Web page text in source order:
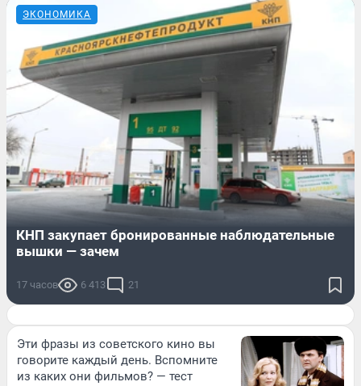
ЭКОНОМИКА
КНП закупает бронированные наблюдательные
вышки — зачем
17 часов 6 413 21
Эти фразы из советского кино вы
говорите каждый день. Вспомните
из каких они фильмов? — тест